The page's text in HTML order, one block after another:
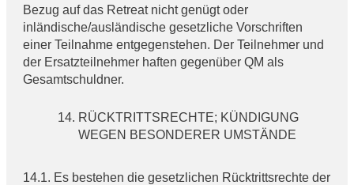
Bezug auf das Retreat nicht genügt oder
inländische/ausländische gesetzliche Vorschriften
einer Teilnahme entgegenstehen. Der Teilnehmer und
der Ersatzteilnehmer haften gegenüber QM als
Gesamtschuldner.
RÜCKTRITTSRECHTE; KÜNDIGUNG
WEGEN BESONDERER UMSTÄNDE
14.1. Es bestehen die gesetzlichen Rücktrittsrechte der